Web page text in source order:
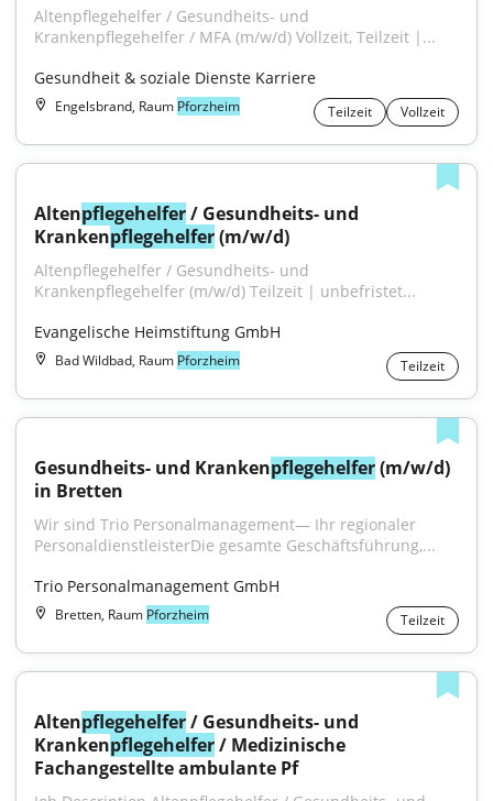
Altenpflegehelfer / Gesundheits- und
Krankenpflegehelfer / MFA (m/w/d) Vollzeit, Teilzeit |...
Gesundheit & soziale Dienste Karriere
Engelsbrand, Raum Pforzheim Teilzeit Vollzeit
Altenpflegehelfer / Gesundheits- und
Krankenpflegehelfer (m/w/d)
Altenpflegehelfer / Gesundheits- und
Krankenpflegehelfer (m/w/d) Teilzeit | unbefristet...
Evangelische Heimstiftung GmbH
Bad Wildbad, Raum Pforzheim Teilzeit
Gesundheits- und Krankenpflegehelfer (m/w/d)
in Bretten
Wir sind Trio Personalmanagement— Ihr regionaler
PersonaldienstleisterDie gesamte Geschäftsführung,...
Trio Personalmanagement GmbH
Bretten, Raum Pforzheim Teilzeit
Altenpflegehelfer / Gesundheits- und
Krankenpflegehelfer / Medizinische
Fachangestellte ambulante Pf